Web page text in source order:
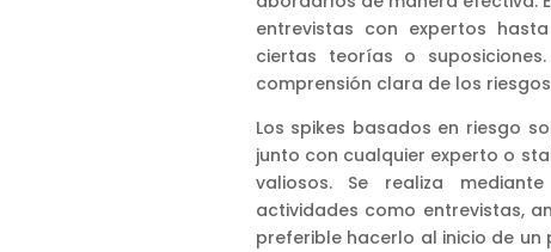
entrevistas con expertos
ciertas teorías o
comprensión clara de los
Los spikes basados en riesgo
junto con cualquier experto o
valiosos. Se realiza
actividades como entrevistas,
preferible hacerlo al inicio de